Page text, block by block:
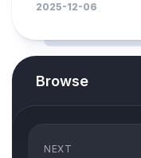
2025-12-06
Browse
NEXT